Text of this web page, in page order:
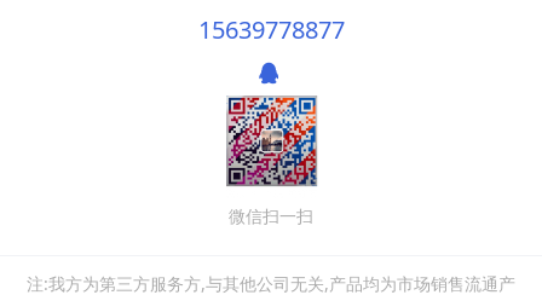
15639778877
微信扫一扫
注:我方为第三方服务方,与其他公司无关,产品均为市场销售流通产